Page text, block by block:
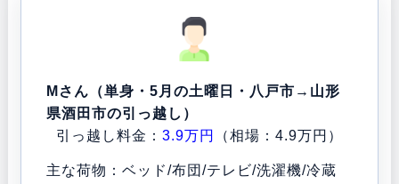
Mさん（単身・5月の土曜日・八戸市→山形
県酒田市の引っ越し）
引っ越し料金： 3.9万円 （相場：4.9万円）
主な荷物：ベッド/布団/テレビ/洗濯機/冷蔵